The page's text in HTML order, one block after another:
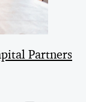
Partners